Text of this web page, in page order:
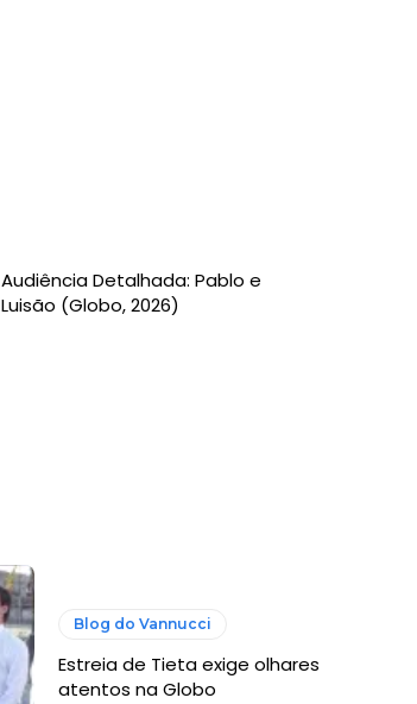
Audiência Detalhada: Pablo e
Luisão (Globo, 2026)
Blog do Vannucci
Estreia de Tieta exige olhares
atentos na Globo